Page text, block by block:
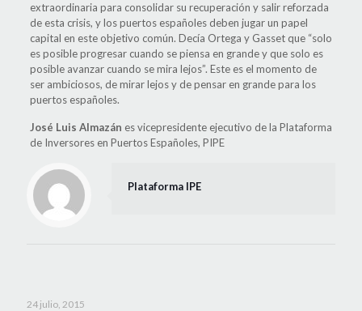
extraordinaria para consolidar su recuperación y salir reforzada
de esta crisis, y los puertos españoles deben jugar un papel
capital en este objetivo común. Decía Ortega y Gasset que “solo
es posible progresar cuando se piensa en grande y que solo es
posible avanzar cuando se mira lejos”. Este es el momento de
ser ambiciosos, de mirar lejos y de pensar en grande para los
puertos españoles.
José Luis Almazán es vicepresidente ejecutivo de la Plataforma
de Inversores en Puertos Españoles, PIPE
Plataforma IPE
24 julio, 2015